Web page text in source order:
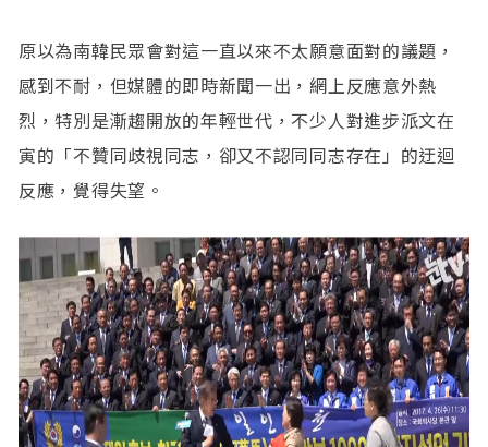
原以為南韓民眾會對這一直以來不太願意面對的議題，
感到不耐，但媒體的即時新聞一出，網上反應意外熱
烈，特別是漸趨開放的年輕世代，不少人對進步派文在
寅的「不贊同歧視同志，卻又不認同同志存在」的迂迴
反應，覺得失望。